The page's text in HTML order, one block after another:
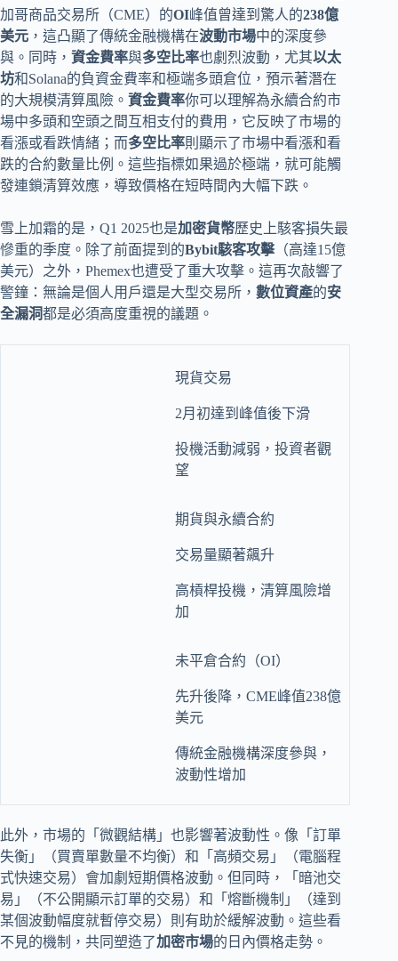
加哥商品交易所（CME）的OI峰值曾達到驚人的238億
美元 ，這凸顯了傳統金融機構在波動市場中的深度參
與。同時， 資金費率與多空比率也劇烈波動，尤其以太
坊和Solana的負資金費率和極端多頭倉位，預示著潛在
的大規模清算風險。 資金費率你可以理解為永續合約市
場中多頭和空頭之間互相支付的費用，它反映了市場的
看漲或看跌情緒；而多空比率則顯示了市場中看漲和看
跌的合約數量比例。這些指標如果過於極端，就可能觸
發連鎖清算效應，導致價格在短時間內大幅下跌。
雪上加霜的是，Q1 2025也是加密貨幣歷史上駭客損失最
慘重的季度。除了前面提到的Bybit駭客攻擊（高達15億
美元）之外，Phemex也遭受了重大攻擊。這再次敲響了
警鐘：無論是個人用戶還是大型交易所， 數位資產的安
全漏洞都是必須高度重視的議題。
現貨交易
2月初達到峰值後下滑
投機活動減弱，投資者觀
望
期貨與永續合約
交易量顯著飆升
高槓桿投機，清算風險增
加
未平倉合約（OI）
先升後降，CME峰值238億
美元
傳統金融機構深度參與，
波動性增加
此外，市場的「微觀結構」也影響著波動性。像「訂單
失衡」（買賣單數量不均衡）和「高頻交易」（電腦程
式快速交易）會加劇短期價格波動。但同時，「暗池交
易」（不公開顯示訂單的交易）和「熔斷機制」（達到
某個波動幅度就暫停交易）則有助於緩解波動。這些看
不見的機制，共同塑造了加密市場的日內價格走勢。